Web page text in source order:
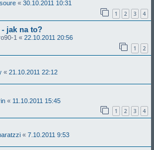
« 30.10.2011 10:31
1 2 3 4
jak na to?
1 « 22.10.2011 20:56
1 2
« 21.10.2011 22:12
« 11.10.2011 15:45
1 2 3 4
« 7.10.2011 9:53